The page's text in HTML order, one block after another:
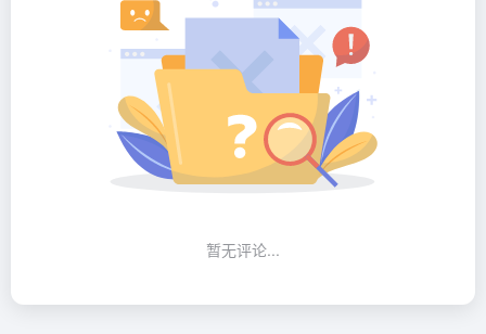
暂无评论...